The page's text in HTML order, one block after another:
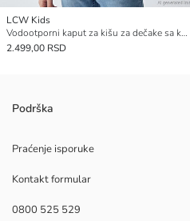
LCW Kids
Vodootporni kaput za kišu za dečake sa kapuljačom
2.499,00 RSD
Podrška
Praćenje isporuke
Kontakt formular
0800 525 529